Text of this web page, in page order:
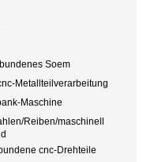
Soem
Metallteilverarbeitung
Maschine
Reiben/maschinell
cnc-Drehteile